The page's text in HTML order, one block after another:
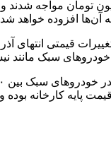
آن‌ها افزوده خواهد
سبک مانند
پایه کارخانه